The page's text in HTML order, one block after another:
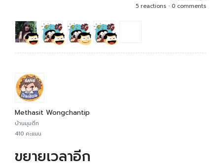
5 reactions • 0 comments
Methasit Wongchantip
บ้านมุมตึก
410 คะแนน
ขยายเวลาอีก